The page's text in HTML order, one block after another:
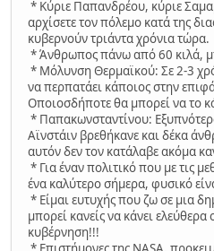
* Κύριε Παπανδρέου, κύριε
αρχίσετε τον πόλεμο κατά της
κυβερνούν τριάντα χρόνια τώρα.
* Άνθρωπος πάνω από 60 κιλά,
* Μόλυνση Θερμαϊκού: Σε 2-3
να περπατάει κάποιος στην
Οποιοσδήποτε θα μπορεί να το
* Παπακωνσταντίνου:
Αϊνστάιν βρεθήκανε και δέκα
αυτόν δεν τον κατάλαβε ακόμα
* Για έναν πολιτικό που με τις
ένα καλύτερο σήμερα, φυσικό
* Είμαι ευτυχής που ζω σε μια
μπορεί κανείς να κάνει ελεύθερα
κυβέρνηση!!!